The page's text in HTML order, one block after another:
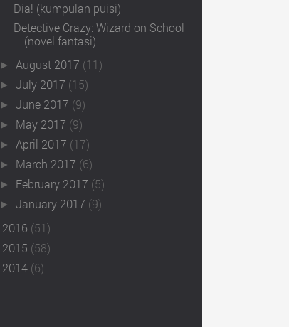
Dia! (kumpulan puisi)
Detective Crazy: Wizard on School
(novel fantasi)
► August 2017 (11)
►July 2017 (15)
►June 2017 (9)
► May 2017 (9)
► April 2017 (17)
► March 2017 (6)
► February 2017 (5)
►January 2017 (9)
2016 (51)
2015 (58)
2014 (6)